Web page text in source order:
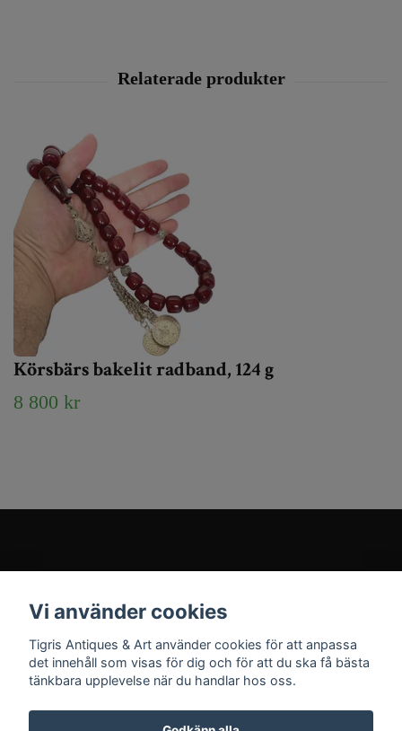
Körsbärs bakelit radband, 124 g
8 800 kr
Sociala medier
Vi använder cookies
Tigris Antiques & Art använder cookies för att anpassa
det innehåll som visas för dig och för att du ska få bästa
tänkbara upplevelse när du handlar hos oss.